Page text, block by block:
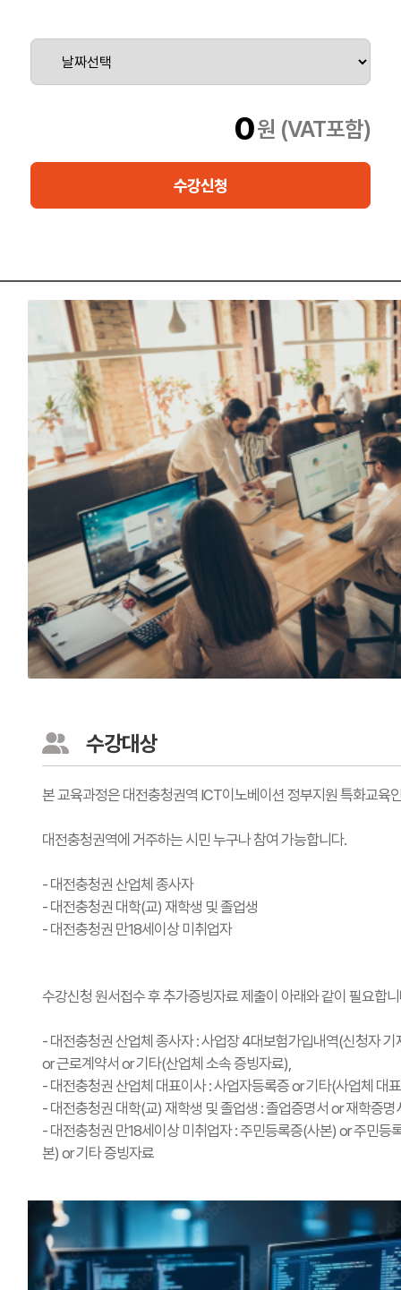
모델링 등의 이론 / 실습등을 통해 AI 지식 배양하는 교육과정입니
본 과정은 온라인 실시간교육(버츄얼라이브)으로 진행되며, 2개의
디바이스(1개의 노트북(실습용) + 1개의 테블릿 또는 스마트폰
(ZOOM 강의시청))이 기본 필수조건입니다.
본 과정은 정부지원 무료과정으로 수강 시 아래와 같은 조건을 이수
* 출결은 전체일수 중 80%이상 출석
* 이론평가 : 4지선답형 객관형 20문항 / 100점 중 40점
* 실습평가 : 프로젝트 실습평가 / 100점 중 60점
* 이론및실습평가 총점 70점이상 시 이수
0원 (VAT포함)
수강신청
수강대상
본 교육과정은 대전충청권역 ICT이노베이션 정부지원 특화교육
대전충청권역에 거주하는 시민 누구나 참여 가능합니다.
- 대전충청권 산업체 종사자
- 대전충청권 대학(교) 재학생 및 졸업생
- 대전충청권 만18세이상 미취업자
수강신청 원서접수 후 추가증빙자료 제출이 아래와 같이 필요합
- 대전충청권 산업체 종사자 : 사업장 4대보험가입내역(신청자
or 근로계약서 or 기타(산업체 소속 증빙자료),
- 대전충청권 산업체 대표이사 : 사업자등록증 or 기타(사업체 대
- 대전충청권 대학(교) 재학생 및 졸업생 : 졸업증명서 or 재학증명
- 대전충청권 만18세이상 미취업자 : 주민등록증(사본) or 주민등
본) or 기타 증빙자료